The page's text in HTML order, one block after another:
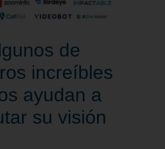
de
increíbles
ayudan a
su visión